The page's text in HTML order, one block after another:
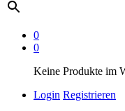
0
0
Keine Produkte im
Login Registrieren